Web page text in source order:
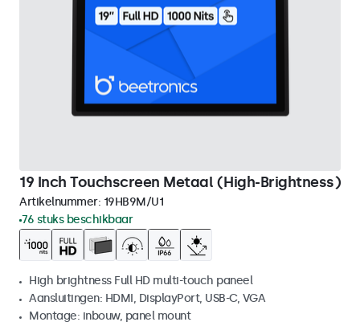
19 Inch Touchscreen Metaal (High-Brightness)
Artikelnummer: 19HB9M/U1
76 stuks beschikbaar
High brightness Full HD multi-touch paneel
Aansluitingen: HDMI, DisplayPort, USB-C, VGA
Montage: inbouw, panel mount